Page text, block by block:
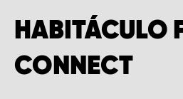
HABITÁCULO
CONNECT